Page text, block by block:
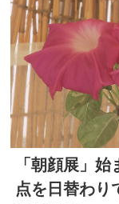
「朝顔展」
点を日替わ